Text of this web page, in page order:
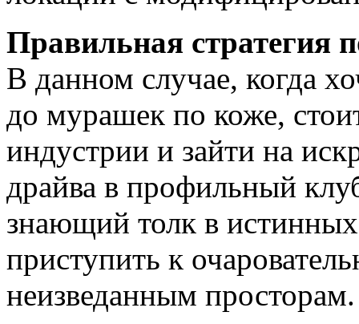
Правильная стратегия
В данном случае, когда
до мурашек по коже,
индустрии и зайти на
драйва в профильный
знающий толк в
приступить к
неизведанным просторам.